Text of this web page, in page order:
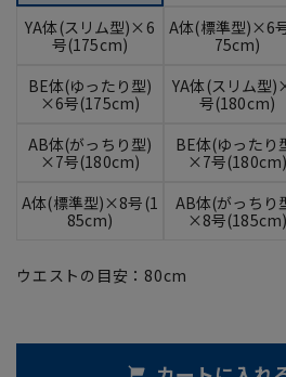
YA体(スリム型)×6
号(175cm)
A体(標準型)×6
75cm)
BE体(ゆったり型)
×6号(175cm)
YA体(スリム型
号(180cm)
AB体(がっちり型)
×7号(180cm)
BE体(ゆったり
×7号(180cm)
A体(標準型)×8号(1
85cm)
AB体(がっちり
×8号(185cm)
ウエストの目安： 80cm